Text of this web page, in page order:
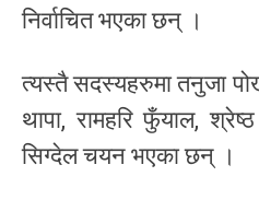
निर्वाचित भएका छन् ।
त्यस्तै सदस्यहरुमा तनुजा
थापा, रामहरि फुँयाल,
सिग्देल चयन भएका छन् ।